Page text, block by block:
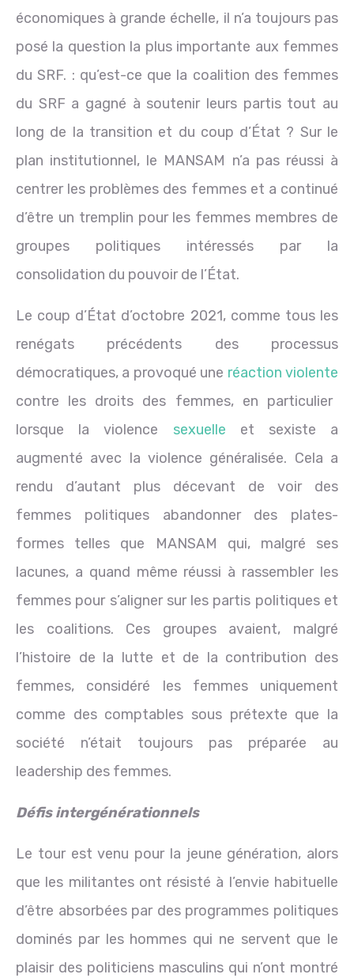
économiques à grande échelle, il n’a toujours pas
posé la question la plus importante aux femmes
du SRF. : qu’est-ce que la coalition des femmes
du SRF a gagné à soutenir leurs partis tout au
long de la transition et du coup d’État ? Sur le
plan institutionnel, le MANSAM n’a pas réussi à
centrer les problèmes des femmes et a continué
d’être un tremplin pour les femmes membres de
groupes politiques intéressés par la
consolidation du pouvoir de l’État.
Le coup d’État d’octobre 2021, comme tous les
renégats précédents des processus
démocratiques, a provoqué une réaction violente
contre les droits des femmes, en particulier
lorsque la violence sexuelle et sexiste a
augmenté avec la violence généralisée. Cela a
rendu d’autant plus décevant de voir des
femmes politiques abandonner des plates-
formes telles que MANSAM qui, malgré ses
lacunes, a quand même réussi à rassembler les
femmes pour s’aligner sur les partis politiques et
les coalitions. Ces groupes avaient, malgré
l’histoire de la lutte et de la contribution des
femmes, considéré les femmes uniquement
comme des comptables sous prétexte que la
société n’était toujours pas préparée au
leadership des femmes.
Défis intergénérationnels
Le tour est venu pour la jeune génération, alors
que les militantes ont résisté à l’envie habituelle
d’être absorbées par des programmes politiques
dominés par les hommes qui ne servent que le
plaisir des politiciens masculins qui n’ont montré